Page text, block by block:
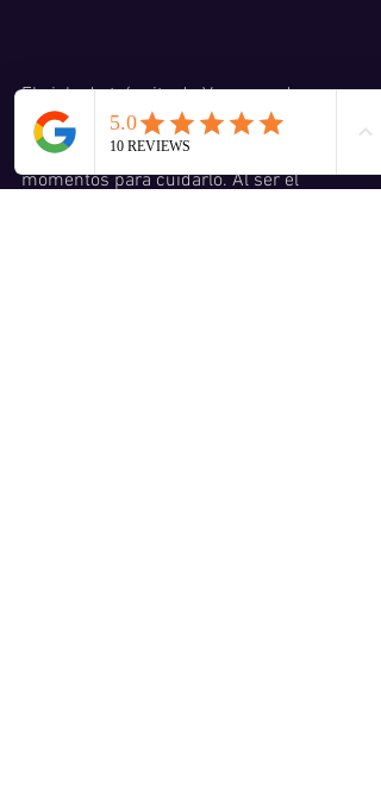
El ciclo de tránsito de Venus es de un
año y su conexión con nuestro Venus
natal nos dará las pautas de los mejores
momentos para cuidarlo. Al ser el